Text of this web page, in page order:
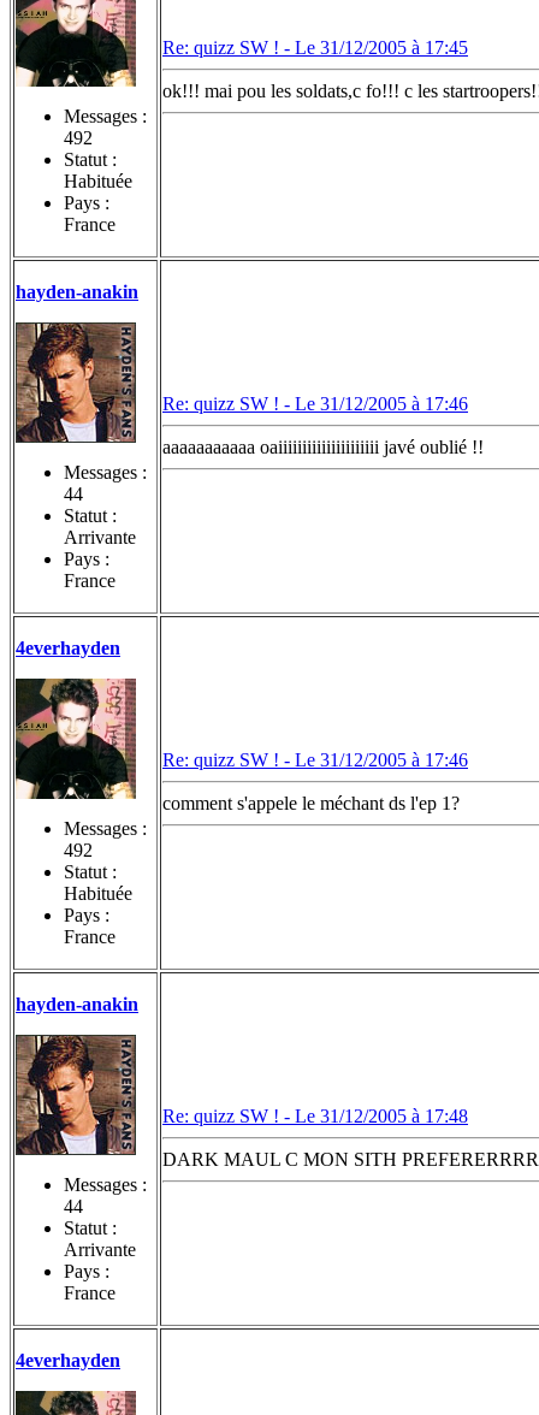
Messages :
492
Statut :
Habituée
Pays :
France
Re: quizz SW ! - Le 31/12/2005 à 17:45
ok!!! mai pou les soldats,c fo!!! c les
hayden-anakin
Messages :
44
Statut :
Arrivante
Pays :
France
Re: quizz SW ! - Le 31/12/2005 à 17:46
aaaaaaaaaaa oaiiiiiiiiiiiiiiiiiiiii javé oublié !!
4everhayden
Messages :
492
Statut :
Habituée
Pays :
France
Re: quizz SW ! - Le 31/12/2005 à 17:46
comment s'appele le méchant ds l'ep 1?
hayden-anakin
Messages :
44
Statut :
Arrivante
Pays :
France
Re: quizz SW ! - Le 31/12/2005 à 17:48
DARK MAUL C MON SITH
4everhayden